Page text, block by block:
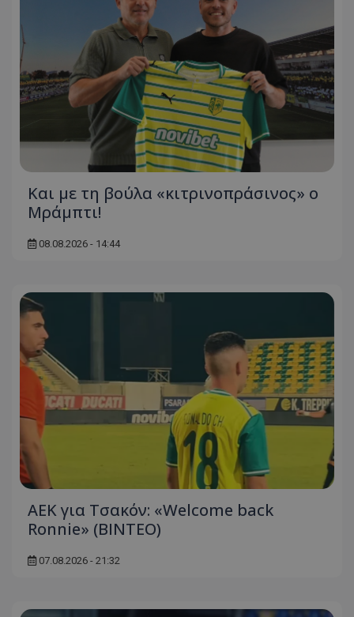
Και με τη βούλα «κιτρινοπράσινος» ο
Μράμπτι!
08.08.2026 - 14:44
ΑΕΚ για Τσακόν: «Welcome back
Ronnie» (ΒΙΝΤΕΟ)
07.08.2026 - 21:32